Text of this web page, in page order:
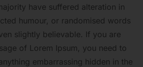
have suffered alteration in
humour, or randomised words
slightly believable. If you are
of Lorem Ipsum, you need to
embarrassing hidden in the